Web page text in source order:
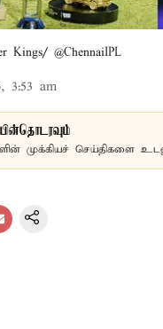
Kings/ @ChennaiIPL
3:53 am
முக்கியச் செய்திகளை